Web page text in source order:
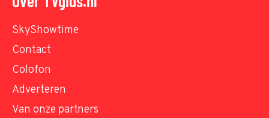
SkyShowtime
Contact
Colofon
Adverteren
Van onze partners